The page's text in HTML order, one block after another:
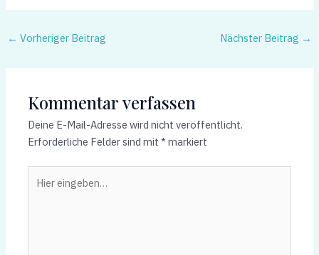
← Vorheriger Beitrag Nächster Beitrag →
Kommentar verfassen
Deine E-Mail-Adresse wird nicht veröffentlicht.
Erforderliche Felder sind mit*markiert
eingeben…